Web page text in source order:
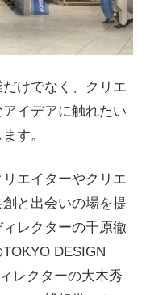
けでなく、クリエ
イデアに触れたい
す。
エイターやクリエ
と出会いの場を提
レクターの千原徹
DESIGN
レクターの大木秀